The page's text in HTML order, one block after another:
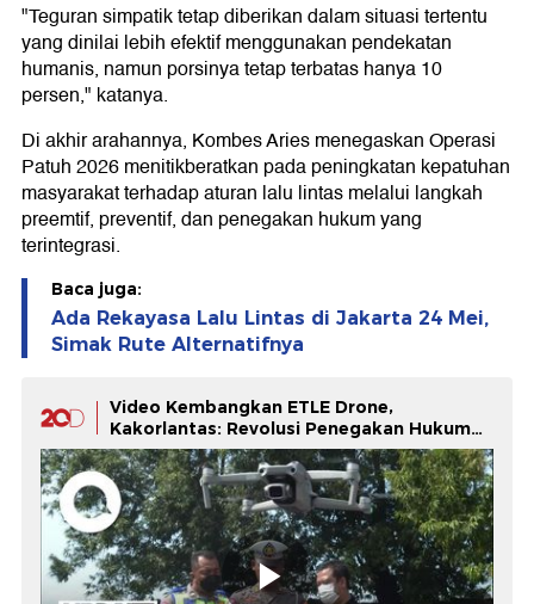
"Teguran simpatik tetap diberikan dalam situasi tertentu
yang dinilai lebih efektif menggunakan pendekatan
humanis, namun porsinya tetap terbatas hanya 10
persen," katanya.
Di akhir arahannya, Kombes Aries menegaskan Operasi
Patuh 2026 menitikberatkan pada peningkatan kepatuhan
masyarakat terhadap aturan lalu lintas melalui langkah
preemtif, preventif, dan penegakan hukum yang
terintegrasi.
Baca juga:
Ada Rekayasa Lalu Lintas di Jakarta 24 Mei,
Simak Rute Alternatifnya
Video Kembangkan ETLE Drone,
Kakorlantas: Revolusi Penegakan Hukum
Lalu Lintas